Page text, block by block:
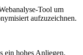
Tool um
aufzuzeichnen.
ein hohes Anliegen.